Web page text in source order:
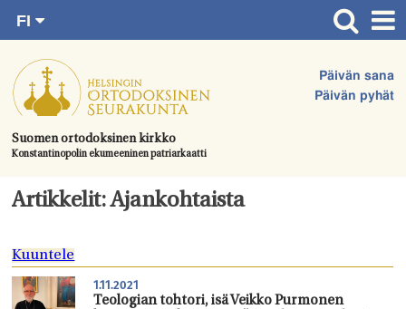
suoraan
sisältöön.
Suomen ortodoksinen kirkko
Konstantinopolin ekumeeninen patriarkaatti
Päivän sana
Päivän pyhät
FI
SV
EN
UA
Etusivu
Ajankohtaista
Juhlat & toimitukset
Kirkot
Tule mukaan
Hautausmaa
Artikkelit: Ajankohtaista
Kuuntele
1.11.2021
Teologian tohtori, isä Veikko Purmonen